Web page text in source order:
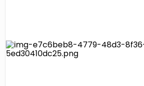
pattumiera raccolta differenziata
elenco telefonico